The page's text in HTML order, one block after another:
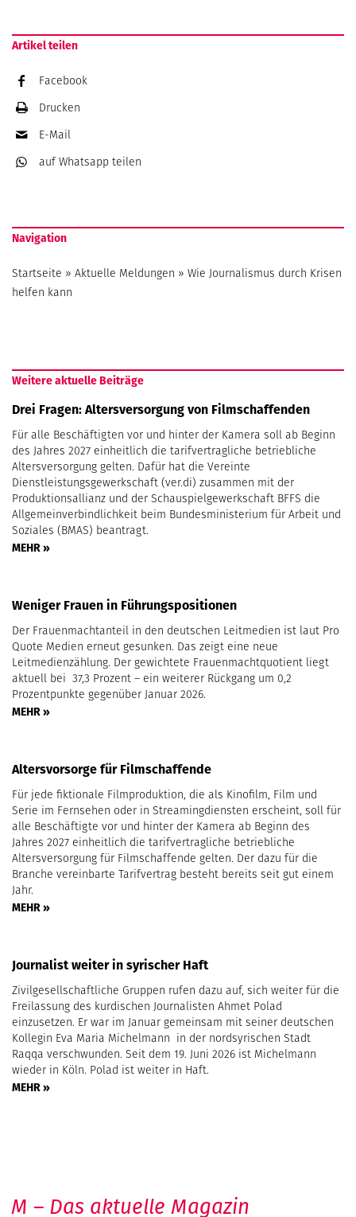
Artikel teilen
Facebook
Drucken
E-Mail
auf Whatsapp teilen
Navigation
Startseite » Aktuelle Meldungen » Wie Journalismus durch Krisen
helfen kann
Weitere aktuelle Beiträge
Drei Fragen: Altersversorgung von Filmschaffenden
Für alle Beschäftigten vor und hinter der Kamera soll ab Beginn
des Jahres 2027 einheitlich die tarifvertragliche betriebliche
Altersversorgung gelten. Dafür hat die Vereinte
Dienstleistungsgewerkschaft (ver.di) zusammen mit der
Produktionsallianz und der Schauspielgewerkschaft BFFS die
Allgemeinverbindlichkeit beim Bundesministerium für Arbeit und
Soziales (BMAS) beantragt.
MEHR »
Weniger Frauen in Führungspositionen
Der Frauenmachtanteil in den deutschen Leitmedien ist laut Pro
Quote Medien erneut gesunken. Das zeigt eine neue
Leitmedienzählung. Der gewichtete Frauenmachtquotient liegt
aktuell bei 37,3 Prozent – ein weiterer Rückgang um 0,2
Prozentpunkte gegenüber Januar 2026.
MEHR »
Altersvorsorge für Filmschaffende
Für jede fiktionale Filmproduktion, die als Kinofilm, Film und
Serie im Fernsehen oder in Streamingdiensten erscheint, soll für
alle Beschäftigte vor und hinter der Kamera ab Beginn des
Jahres 2027 einheitlich die tarifvertragliche betriebliche
Altersversorgung für Filmschaffende gelten. Der dazu für die
Branche vereinbarte Tarifvertrag besteht bereits seit gut einem
Jahr.
MEHR »
Journalist weiter in syrischer Haft
Zivilgesellschaftliche Gruppen rufen dazu auf, sich weiter für die
Freilassung des kurdischen Journalisten Ahmet Polad
einzusetzen. Er war im Januar gemeinsam mit seiner deutschen
Kollegin Eva Maria Michelmann in der nordsyrischen Stadt
Raqqa verschwunden. Seit dem 19. Juni 2026 ist Michelmann
wieder in Köln. Polad ist weiter in Haft.
MEHR »
M – Das aktuelle Magazin